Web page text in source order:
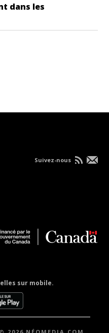
dans les
sur mobile.
Suivez-nous